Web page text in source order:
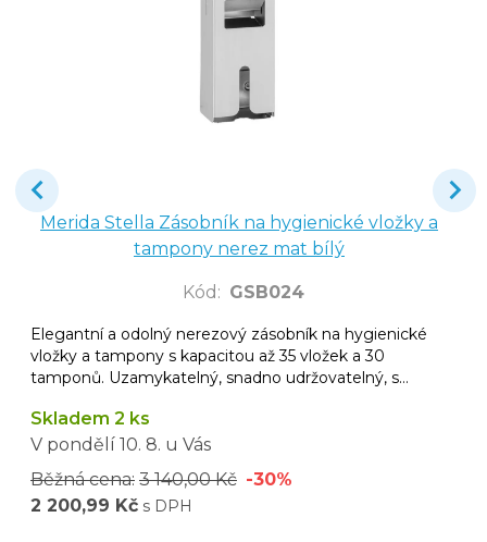
Merida Stella Zásobník na hygienické vložky a
tampony nerez mat bílý
Kód : GSB024
Elegantní a odolný nerezový zásobník na hygienické
vložky a tampony s kapacitou až 35 vložek a 30
tamponů. Uzamykatelný, snadno udržovatelný, s
Skladem 2 ks
V pondělí 10. 8. u Vás
Běžná cena: 3 140,00 Kč -30%
2 200,99 Kč s DPH